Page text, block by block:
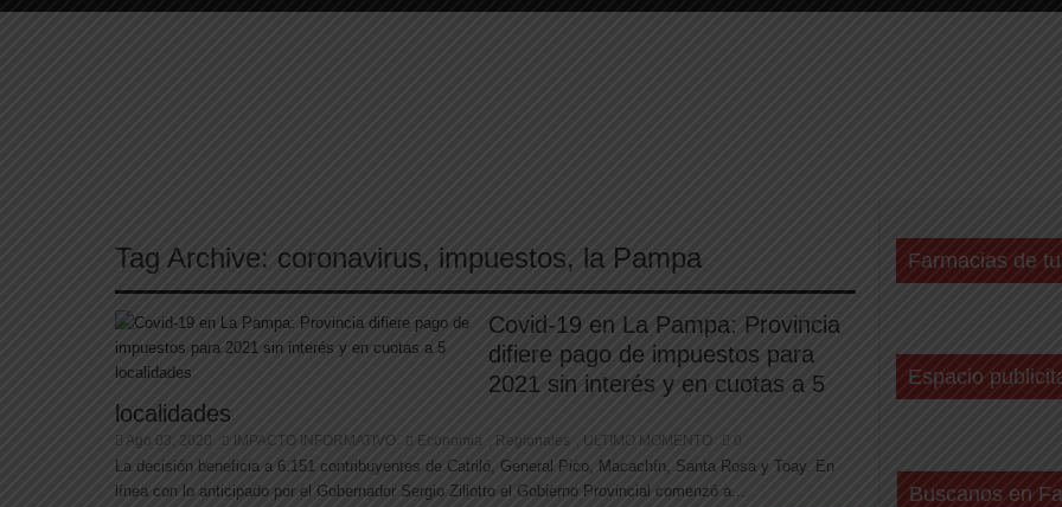
Tag Archive: coronavirus, impuestos, la Pampa
Covid-19 en La Pampa: Provincia
difiere pago de impuestos para
2021 sin interés y en cuotas a 5
localidades
Ago 03, 2020 IMPACTO INFORMATIVO Economia Regionales ULTIMO MOMENTO 0
La decisión beneficia a 6.151 contribuyentes de Catriló, General Pico, Macachín, Santa Rosa y Toay. En
línea con lo anticipado por el Gobernador Sergio Ziliotto el Gobierno Provincial comenzó a...
Farmacias de
Espacio
Buscanos en